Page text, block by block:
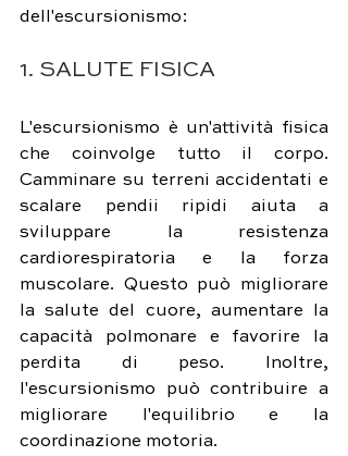
dell'escursionismo:
1. SALUTE FISICA
L'escursionismo è un'attività fisica
che coinvolge tutto il corpo.
Camminare su terreni accidentati e
scalare pendii ripidi aiuta a
sviluppare la resistenza
cardiorespiratoria e la forza
muscolare. Questo può migliorare
la salute del cuore, aumentare la
capacità polmonare e favorire la
perdita di peso. Inoltre,
l'escursionismo può contribuire a
migliorare l'equilibrio e la
coordinazione motoria.